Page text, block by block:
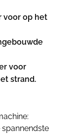
voor op het
voor
strand.